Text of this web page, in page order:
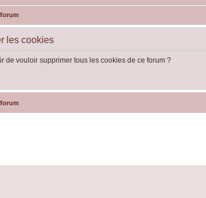
les cookies
de vouloir supprimer tous les cookies de ce forum ?